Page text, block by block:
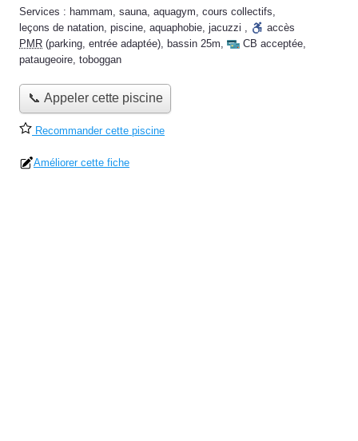
Services : hammam, sauna, aquagym, cours collectifs,
leçons de natation, piscine, aquaphobie, jacuzzi ,
accès
PMR (parking, entrée adaptée), bassin 25m, CB acceptée,
pataugeoire, toboggan
📞 Appeler cette piscine
Recommander cette piscine
Améliorer cette fiche